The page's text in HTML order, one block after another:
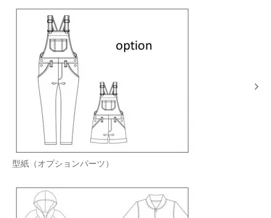
型紙（オプションパーツ）